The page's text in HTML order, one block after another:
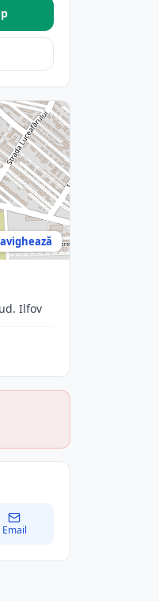
Ilfov
Email